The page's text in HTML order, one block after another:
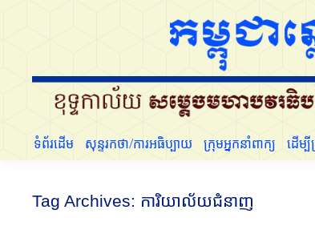
ទំព័រដើម សុន្ទរកថា/ការអធិប្បាយ ក្រុមអ្នកនាំពាក្យ ដើម្
Tag Archives: ការិយាល័យជំនាញ
សុន្ទរកថា/ការអធិប្បាយ ក្រុមអ្